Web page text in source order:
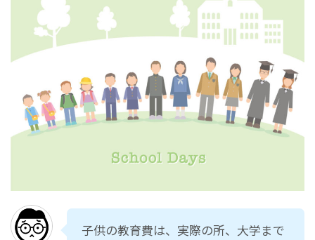
子供の教育費は、実際の所、大学まで